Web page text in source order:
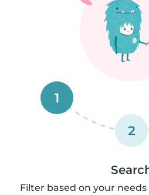
1
2
Filter based on your